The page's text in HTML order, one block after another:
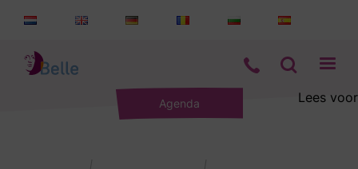
Lees voor
Agenda